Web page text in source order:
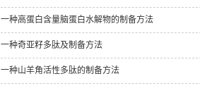
一种高蛋白含量脑蛋白水解物的制备方法
一种奇亚籽多肽及制备方法
一种山羊角活性多肽的制备方法